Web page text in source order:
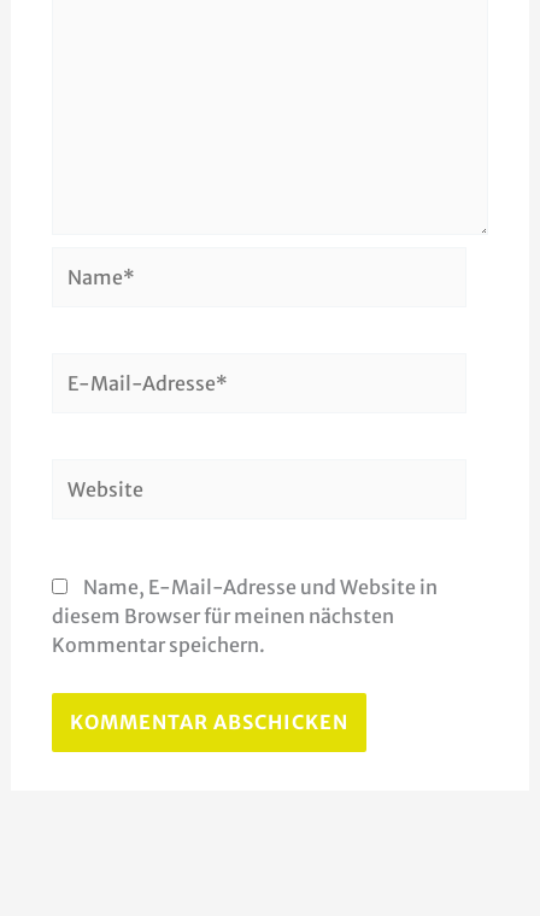
Mail-
Name, E-Mail-Adresse und Website in
diesem Browser für meinen nächsten
Kommentar speichern.